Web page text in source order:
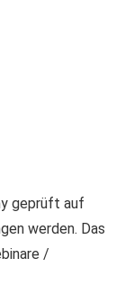
geprüft auf
werden. Das
/